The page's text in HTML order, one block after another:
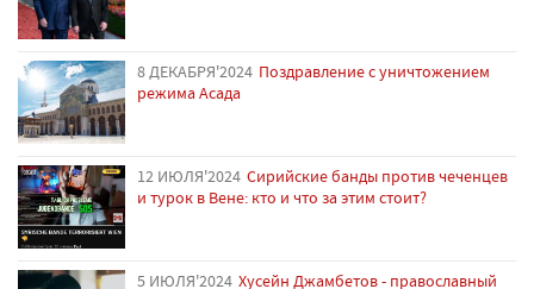
8 ДЕКАБРЯ'2024 Поздравление с уничтожением
режима Асада
12 ИЮЛЯ'2024 Сирийские банды против чеченцев
и турок в Вене: кто и что за этим стоит?
5 ИЮЛЯ'2024 Хусейн Джамбетов - православный